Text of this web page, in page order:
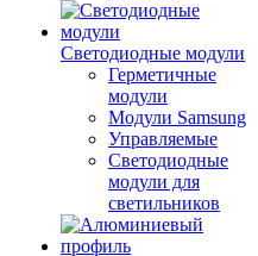
Светодиодные модули
Герметичные
модули
Модули Samsung
Управляемые
Светодиодные
модули для
светильников